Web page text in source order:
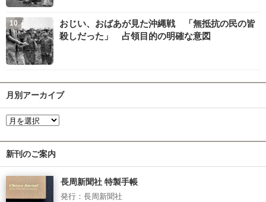
おじい、おばあが見た沖縄戦 「無抵抗の民の皆
殺しだった」 占領目的の明確な意図
月別アーカイブ
新刊のご案内
長周新聞社 特製手帳
発行：長周新聞社